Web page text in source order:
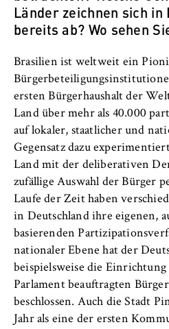
Länder zeichnen sich
bereits ab? Wo sehen
Brasilien ist weltweit ein
ersten Bürgerhaushalt der
Land über mehr als 40.000
auf lokaler, staatlicher und
Gegensatz dazu
Land mit der deliberativen
zufällige Auswahl der Bürger
Laufe der Zeit haben
in Deutschland ihre eigenen,
basierenden
nationaler Ebene hat der
beispielsweise die
Parlament beauftragten
beschlossen. Auch die Stadt
Jahr als eine der ersten